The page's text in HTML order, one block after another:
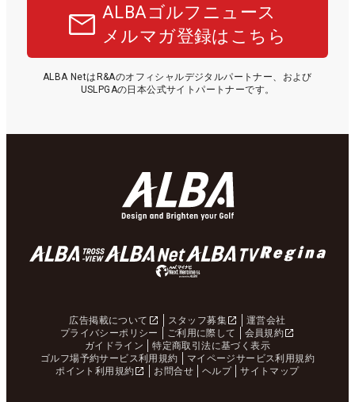
ALBAゴルフニュース
メルマガ登録はこちら
ALBA NetはR&Aのオフィシャルデジタルパートナー、および
USLPGAの日本公式サイトパートナーです。
広告掲載について スタッフ募集
運営会社
プライバシーポリシー
ご利用に際して
会員規約
ガイドライン
特定商取引法に基づく表示
ゴルフ場予約サービス利用規約
マイページサービス利用規約
ポイント利用規約
お問合せ ヘルプ サイトマップ